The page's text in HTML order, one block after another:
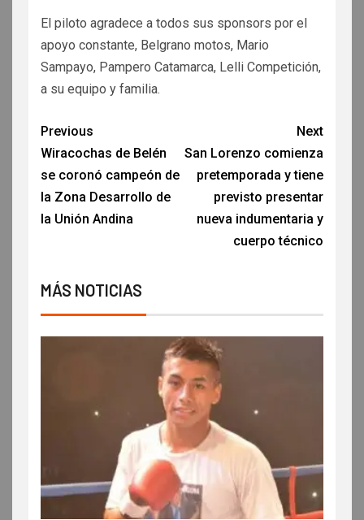
El piloto agradece a todos sus sponsors por el
apoyo constante, Belgrano motos, Mario
Sampayo, Pampero Catamarca, Lelli Competición,
a su equipo y familia.
Previous
Wiracochas de Belén
se coronó campeón de
la Zona Desarrollo de
la Unión Andina
Next
San Lorenzo comienza
pretemporada y tiene
previsto presentar
nueva indumentaria y
cuerpo técnico
MÁS NOTICIAS